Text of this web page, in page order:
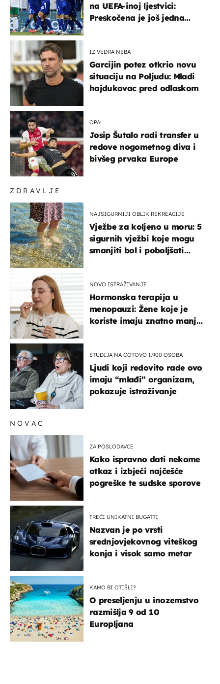
ZDRAVLJE
NAJSIGURNIJI OBLIK REKREACIJE
Vježbe za koljeno u moru: 5
sigurnih vježbi koje mogu
smanjiti bol i poboljšati
NOVO ISTRAŽIVANJE
Hormonska terapija u
menopauzi: Žene koje je
koriste imaju znatno manji
STUDIJA NA GOTOVO 1.900 OSOBA
Ljudi koji redovito rade ovo
imaju “mlađi” organizam,
pokazuje istraživanje
na UEFA-inoj ljestvici:
Preskočena je još jedna
IZ VEDRA NEBA
Garcijin potez otkrio novu
situaciju na Poljudu: Mladi
hajdukovac pred odlaskom
OPA!
Josip Šutalo radi transfer u
redove nogometnog diva i
bivšeg prvaka Europe
NOVAC
ZA POSLODAVCE
Kako ispravno dati nekome
otkaz i izbjeći najčešće
pogreške te sudske sporove
TREĆI UNIKATNI BUGATTI
Nazvan je po vrsti
srednjovjekovnog viteškog
konja i visok samo metar
KAMO BI OTIŠLI?
O preseljenju u inozemstvo
razmišlja 9 od 10
Europljana